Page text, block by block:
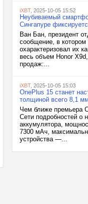
iXBT, 2025-10-05 15:52
Неубиваемый
Сингапуре
Ван Бан, президент
сообщение, в
охарактеризовал их
весь объем Honor
продаж:...
iXBT, 2025-10-05 15:03
OnePlus 15 станет
толщиной всего 8,1
Чем ближе премьера
Сети подробностей о
аккумулятора,
7300 мАч,
устройства —...